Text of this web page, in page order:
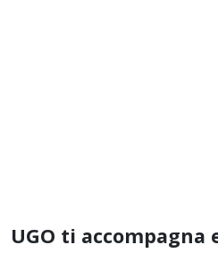
UGO ti accompagna